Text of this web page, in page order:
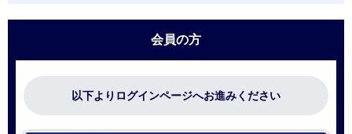
会員の方
以下よりログインページへお進みください